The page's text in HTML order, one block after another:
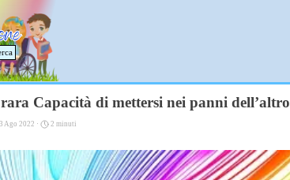
Capacità di mettersi nei panni dell’altro
Ago 2022 ·
2 minuti